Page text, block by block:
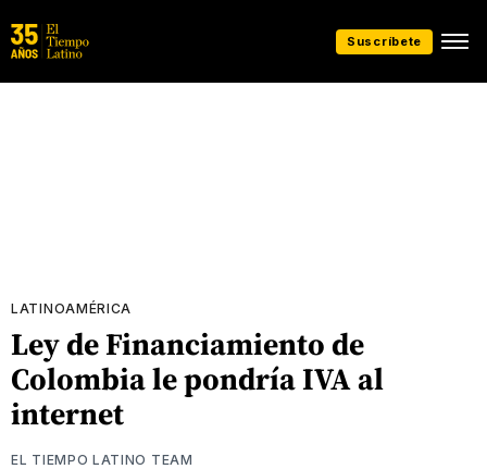
Suscríbete
LATINOAMÉRICA
Ley de Financiamiento de
Colombia le pondría IVA al
internet
EL TIEMPO LATINO TEAM